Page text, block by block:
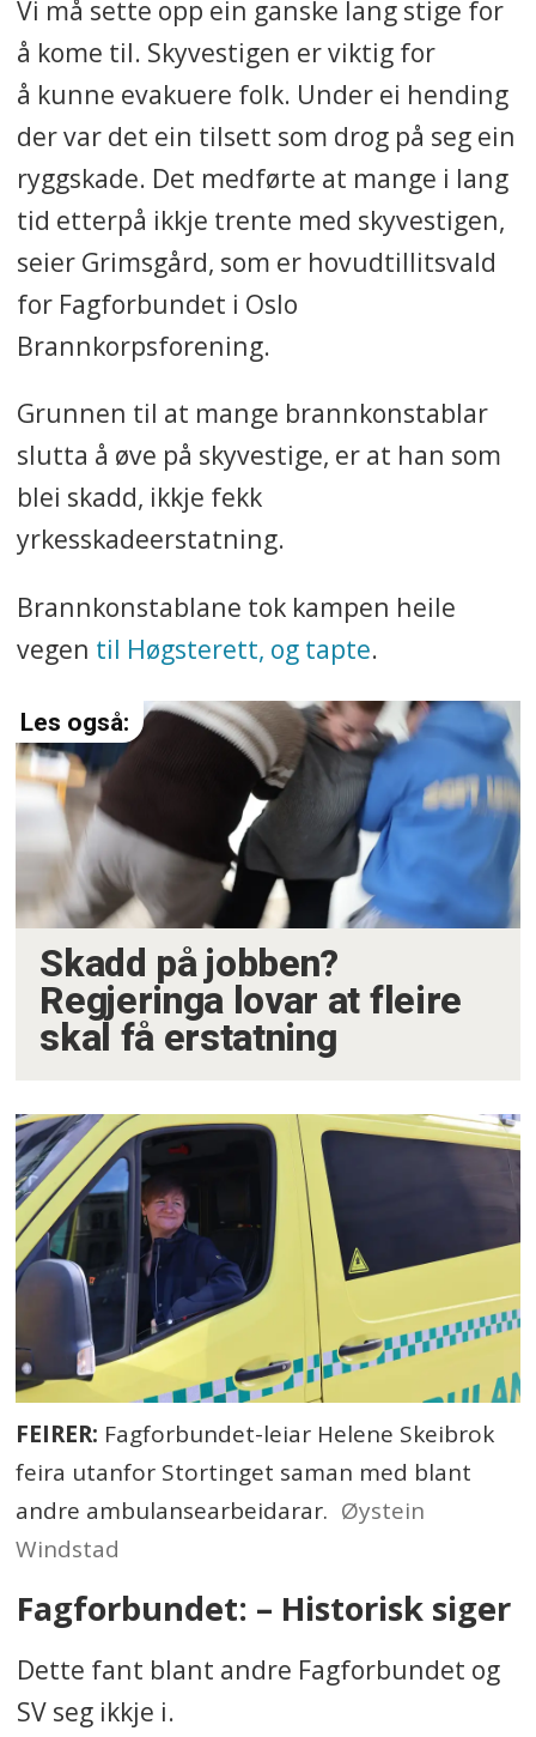
Vi må sette opp ein ganske lang stige for
å kome til. Skyvestigen er viktig for
å kunne evakuere folk. Under ei hending
der var det ein tilsett som drog på seg ein
ryggskade. Det medførte at mange i lang
tid etterpå ikkje trente med skyvestigen,
seier Grimsgård, som er hovudtillitsvald
for Fagforbundet i Oslo
Brannkorpsforening.
Grunnen til at mange brannkonstablar
slutta å øve på skyvestige, er at han som
blei skadd, ikkje fekk
yrkesskadeerstatning.
Brannkonstablane tok kampen heile
vegen til Høgsterett, og tapte.
Skadd på jobben?
Regjeringa lovar at fleire
skal få erstatning
FEIRER: Fagforbundet-leiar Helene Skeibrok
feira utanfor Stortinget saman med blant
andre ambulansearbeidarar. Øystein
Windstad
Fagforbundet: – Historisk siger
Dette fant blant andre Fagforbundet og
SV seg ikkje i.